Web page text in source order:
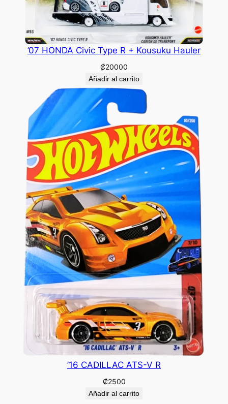
’07 HONDA Civic Type R + Kousuku Hauler
₡20000
Añadir al carrito
’16 CADILLAC ATS-V R
₡2500
Añadir al carrito